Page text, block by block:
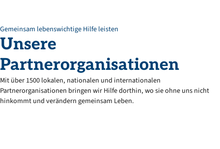
Gemeinsam lebenswichtige Hilfe leisten
Unsere
Partnerorganisationen
Mit über 1500 lokalen, nationalen und internationalen
Partnerorganisationen bringen wir Hilfe dorthin, wo sie ohne uns nicht
hinkommt und verändern gemeinsam Leben.